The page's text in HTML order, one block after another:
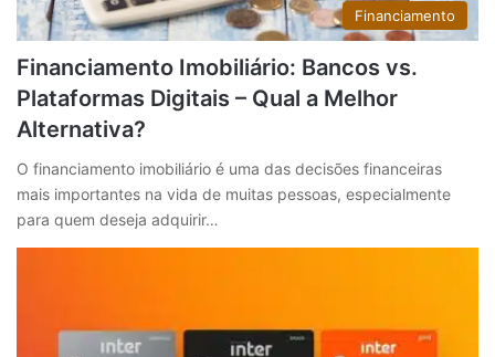
Financiamento
Financiamento Imobiliário: Bancos vs.
Plataformas Digitais – Qual a Melhor
Alternativa?
O financiamento imobiliário é uma das decisões financeiras
mais importantes na vida de muitas pessoas, especialmente
para quem deseja adquirir…